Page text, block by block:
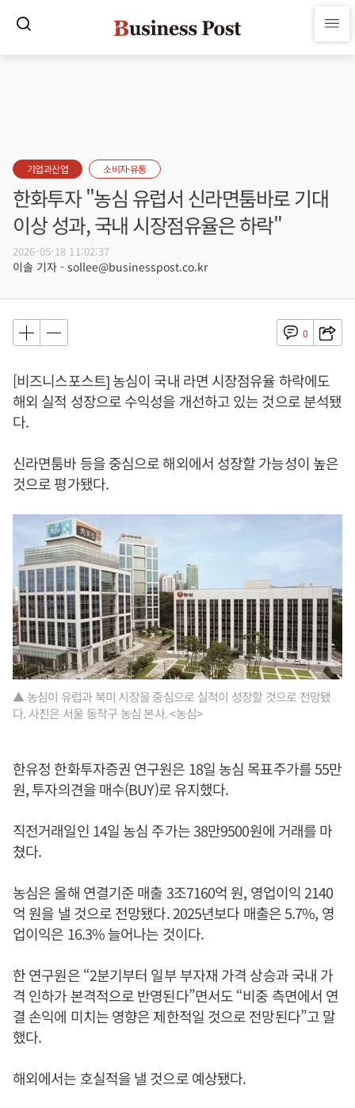
기업과산업 소비자·유통
한화투자 "농심 유럽서 신라면툼바로 기대
이상 성과, 국내 시장점유율은 하락"
2026-05-18 11:02:37
이솔 기자 - sollee@businesspost.co.kr
0
[비즈니스포스트] 농심이 국내 라면 시장점유율 하락에도
해외 실적 성장으로 수익성을 개선하고 있는 것으로 분석됐
다.
신라면툼바 등을 중심으로 해외에서 성장할 가능성이 높은
것으로 평가됐다.
▲ 농심이 유럽과 북미 시장을 중심으로 실적이 성장할 것으로 전망됐
다. 사진은 서울 동작구 농심 본사. <농심>
한유정 한화투자증권 연구원은 18일 농심 목표주가를 55만
원, 투자의견을 매수(BUY)로 유지했다.
직전거래일인 14일 농심 주가는 38만9500원에 거래를 마
쳤다.
농심은 올해 연결기준 매출 3조7160억 원, 영업이익 2140
억 원을 낼 것으로 전망됐다. 2025년보다 매출은 5.7%, 영
업이익은 16.3% 늘어나는 것이다.
한 연구원은 “2분기부터 일부 부자재 가격 상승과 국내 가
격 인하가 본격적으로 반영된다”면서도 “비중 측면에서 연
결 손익에 미치는 영향은 제한적일 것으로 전망된다”고 말
했다.
해외에서는 호실적을 낼 것으로 예상됐다.